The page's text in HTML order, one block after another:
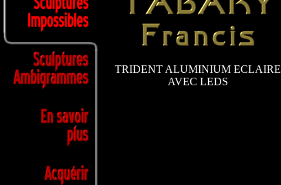
TRIDENT ALUMINIUM ECLAIRE
AVEC LEDS